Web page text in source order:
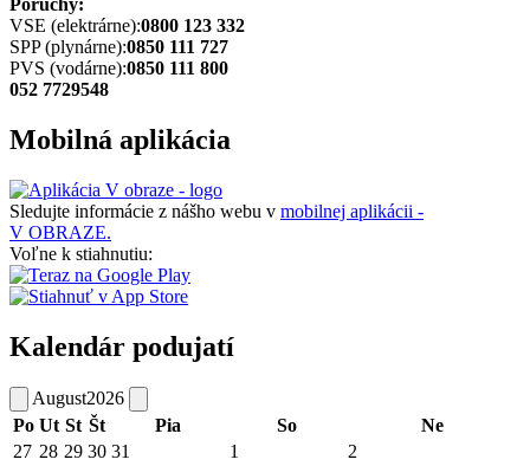
Poruchy:
VSE (elektrárne):0800 123 332
SPP (plynárne):0850 111 727
PVS (vodárne):0850 111 800
052 7729548
Mobilná aplikácia
Sledujte informácie z nášho webu v mobilnej aplikácii -
V OBRAZE.
Voľne k stiahnutiu:
Kalendár podujatí
August2026
Po Ut St Št Pia So
Ne
27 28 29 30 31 1 2